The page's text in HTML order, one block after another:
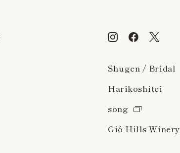
Shugen / Bridal
Harikoshitei
song
Gió Hills Winery